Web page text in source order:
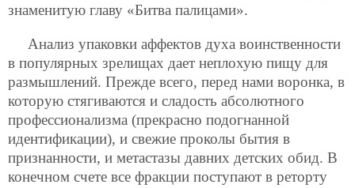
знаменитую главу «Битва палицами».
Анализ упаковки аффектов духа воинственности
в популярных зрелищах дает неплохую пищу для
размышлений. Прежде всего, перед нами воронка, в
которую стягиваются и сладость абсолютного
профессионализма (прекрасно подогнанной
идентификации), и свежие проколы бытия в
признанности, и метастазы давних детских обид. В
конечном счете все фракции поступают в реторту